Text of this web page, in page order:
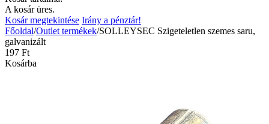
A kosár üres.
Kosár megtekintése Irány a pénztár!
Főoldal/Outlet termékek/SOLLEYSEC Szigeteletlen szemes saru,
galvanizált
‍197‍ Ft
Kosárba